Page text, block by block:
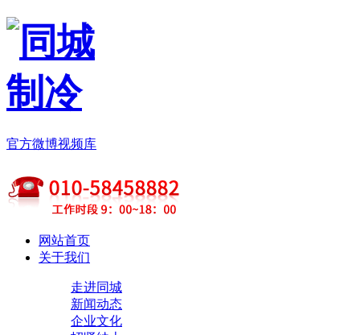
官方微博视频库
网站首页
关于我们
走进同城
新闻动态
企业文化